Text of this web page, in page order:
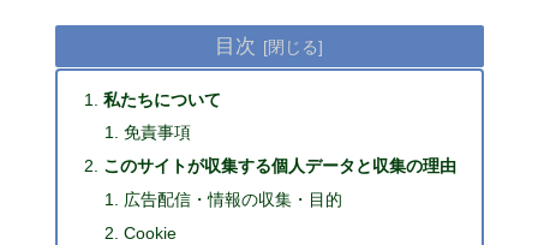
目次
私たちについて
免責事項
このサイトが収集する個人データと収集の理由
広告配信・情報の収集・目的
Cookie